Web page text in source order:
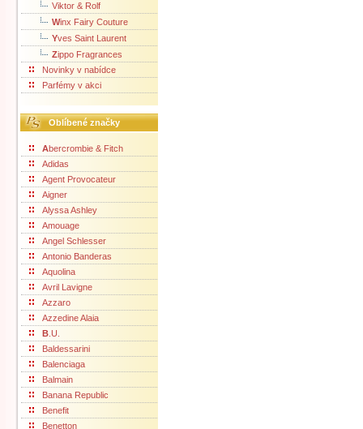
Viktor & Rolf
Winx Fairy Couture
Yves Saint Laurent
Zippo Fragrances
Novinky v nabídce
Parfémy v akci
Oblíbené značky
Abercrombie & Fitch
Adidas
Agent Provocateur
Aigner
Alyssa Ashley
Amouage
Angel Schlesser
Antonio Banderas
Aquolina
Avril Lavigne
Azzaro
Azzedine Alaia
B .U.
Baldessarini
Balenciaga
Balmain
Banana Republic
Benefit
Benetton